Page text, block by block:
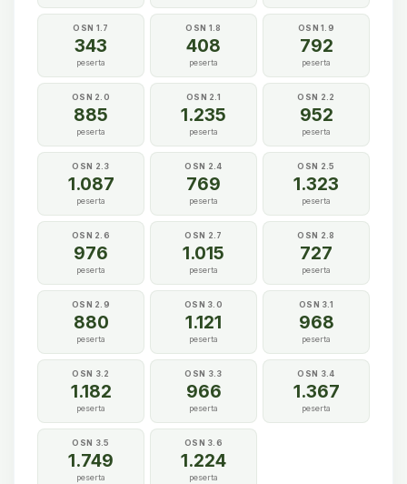
OSN 1.7
343
peserta
OSN 1.8
408
peserta
OSN 1.9
792
peserta
OSN 2.0
885
peserta
OSN 2.1
1.235
peserta
OSN 2.2
952
peserta
OSN 2.3
1.087
peserta
OSN 2.4
769
peserta
OSN 2.5
1.323
peserta
OSN 2.6
976
peserta
OSN 2.7
1.015
peserta
OSN 2.8
727
peserta
OSN 2.9
880
peserta
OSN 3.0
1.121
peserta
OSN 3.1
968
peserta
OSN 3.2
1.182
peserta
OSN 3.3
966
peserta
OSN 3.4
1.367
peserta
OSN 3.5
1.749
peserta
OSN 3.6
1.224
peserta